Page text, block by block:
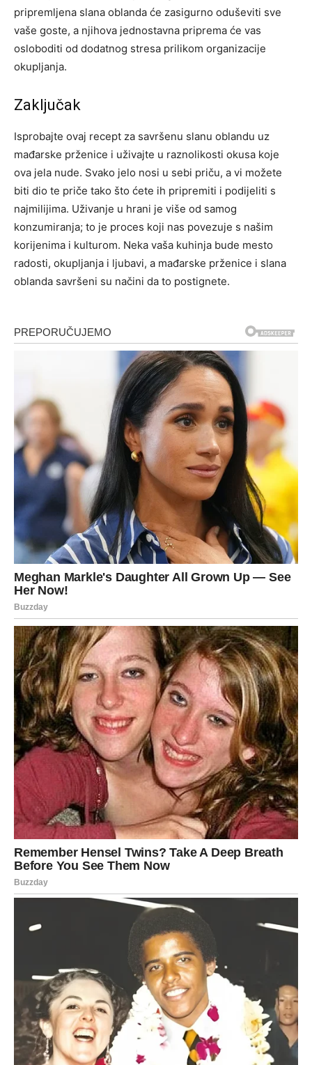
pripremljena slana oblanda će zasigurno oduševiti sve
vaše goste, a njihova jednostavna priprema će vas
osloboditi od dodatnog stresa prilikom organizacije
okupljanja.
Zaključak
Isprobajte ovaj recept za savršenu slanu oblandu uz
mađarske prženice i uživajte u raznolikosti okusa koje
ova jela nude. Svako jelo nosi u sebi priču, a vi možete
biti dio te priče tako što ćete ih pripremiti i podijeliti s
najmilijima. Uživanje u hrani je više od samog
konzumiranja; to je proces koji nas povezuje s našim
korijenima i kulturom. Neka vaša kuhinja bude mesto
radosti, okupljanja i ljubavi, a mađarske prženice i slana
oblanda savršeni su načini da to postignete.